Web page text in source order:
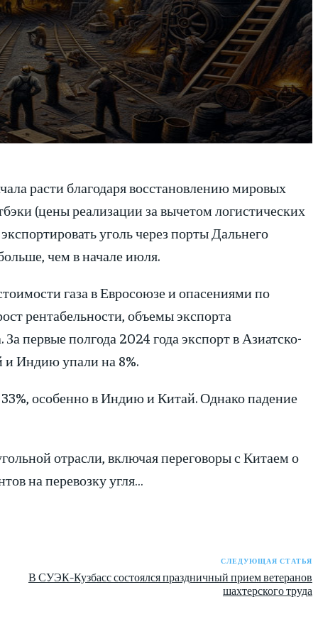
расти благодаря восстановлению мировых
(цены реализации за вычетом логистических
уголь через порты Дальнего
чем в начале июля.
газа в Евросоюзе и опасениями по
рентабельности, объемы экспорта
первые полгода 2024 года экспорт в Азиатско-
и Индию упали на 8%.
особенно в Индию и Китай. Однако падение
отрасли, включая переговоры с Китаем о
на перевозку угля…
СЛЕДУЮЩАЯ СТАТЬЯ
В СУЭК-Кузбасс состоялся праздничный прием ветеранов
шахтерского труда